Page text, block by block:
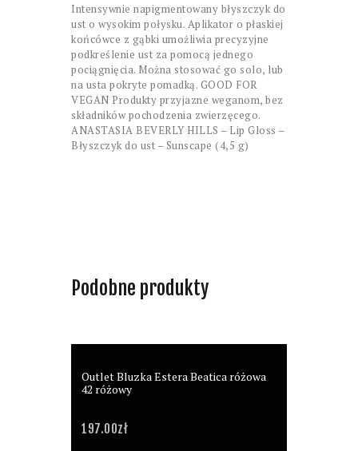
Intensywnie napigmentowany błyszczyk do
ust o wysokim połysku. Aplikator o płaskiej
końcówce z gąbki umożliwia precyzyjne
podkreślenie ust za pomocą jednego
pociągnięcia. Można stosować go solo, lub
na usta pokryte pomadką. GOOD FOR
VEGAN Produkty przyjazne weganom, bez
składników pochodzenia zwierzęcego.
ANASTASIA BEVERLY HILLS – Lip Gloss –
Błyszczyk do ust – Sunscape (4,5 g)
Podobne produkty
Outlet Bluzka Estera Beatica różowa
42 różowy
197.00zł